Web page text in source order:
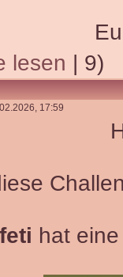
lesen | 9)
17:59
hat